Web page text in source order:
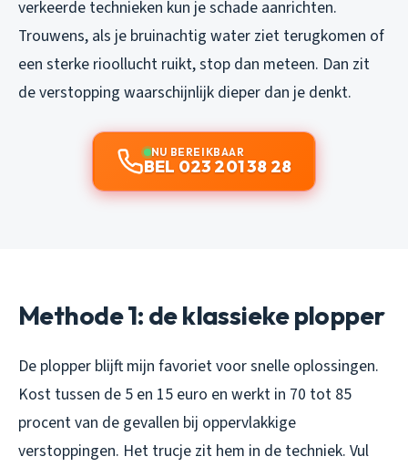
verkeerde technieken kun je schade aanrichten.
Trouwens, als je bruinachtig water ziet terugkomen of
een sterke rioollucht ruikt, stop dan meteen. Dan zit
de verstopping waarschijnlijk dieper dan je denkt.
NU BEREIKBAAR
BEL 023 201 38 28
Methode 1: de klassieke plopper
De plopper blijft mijn favoriet voor snelle oplossingen.
Kost tussen de 5 en 15 euro en werkt in 70 tot 85
procent van de gevallen bij oppervlakkige
verstoppingen. Het trucje zit hem in de techniek. Vul